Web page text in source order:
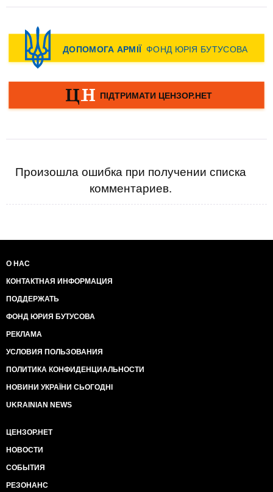
Произошла ошибка при получении списка
комментариев.
О НАС
КОНТАКТНАЯ ИНФОРМАЦИЯ
ПОДДЕРЖАТЬ
ФОНД ЮРИЯ БУТУСОВА
РЕКЛАМА
УСЛОВИЯ ПОЛЬЗОВАНИЯ
ПОЛИТИКА КОНФИДЕНЦИАЛЬНОСТИ
НОВИНИ УКРАЇНИ СЬОГОДНІ
UKRAINIAN NEWS
ЦЕНЗОР.НЕТ
НОВОСТИ
СОБЫТИЯ
РЕЗОНАНС